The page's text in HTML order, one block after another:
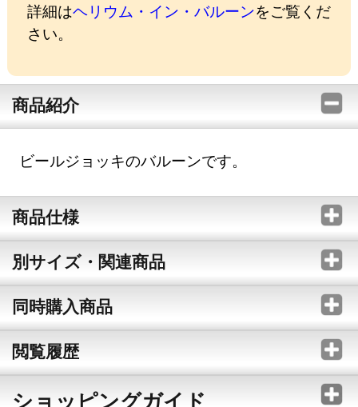
詳細はヘリウム・イン・バルーンをご覧くだ
さい。
商品紹介
ビールジョッキのバルーンです。
商品仕様
別サイズ・関連商品
同時購入商品
閲覧履歴
ショッピングガイド